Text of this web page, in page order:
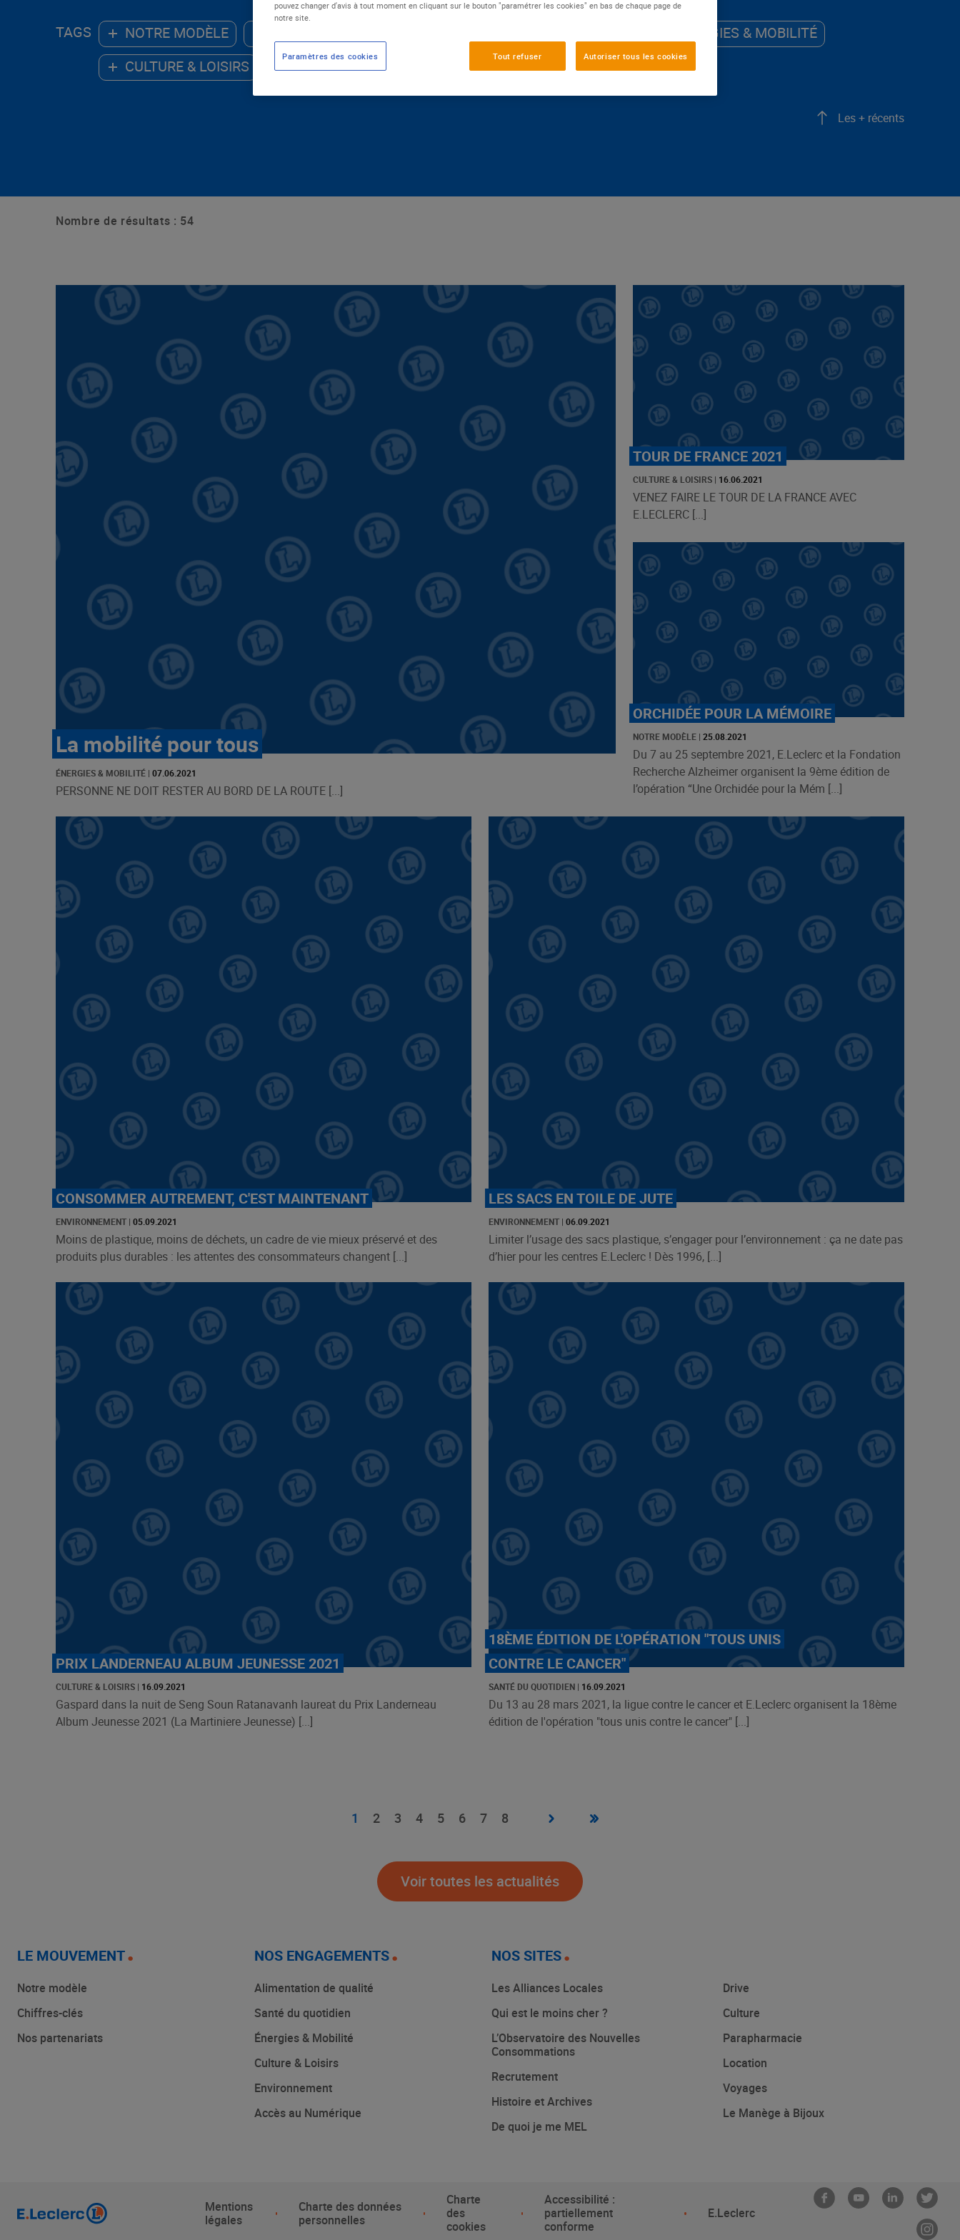
TAGS NOTRE MODÈLE
ÉNERGIES & MOBILITÉ
CULTURE & LOISIRS
ENVIRONNEMENT ACCÈS AU NUMÉRIQUE
Les + récents
Nombre de résultats : 54
La mobilité pour tous
ÉNERGIES & MOBILITÉ | 07.06.2021
PERSONNE NE DOIT RESTER AU BORD DE LA ROUTE [...]
TOUR DE FRANCE 2021
CULTURE & LOISIRS | 16.06.2021
VENEZ FAIRE LE TOUR DE LA FRANCE AVEC
E.LECLERC [...]
ORCHIDÉE POUR LA MÉMOIRE
NOTRE MODÈLE | 25.08.2021
Du 7 au 25 septembre 2021, E.Leclerc et la Fondation
Recherche Alzheimer organisent la 9ème édition de
l’opération “Une Orchidée pour la Mém [...]
CONSOMMER AUTREMENT, C'EST MAINTENANT
ENVIRONNEMENT | 05.09.2021
Moins de plastique, moins de déchets, un cadre de vie mieux préservé et des
produits plus durables : les attentes des consommateurs changent [...]
LES SACS EN TOILE DE JUTE
ENVIRONNEMENT | 06.09.2021
Limiter l’usage des sacs plastique, s’engager pour l’environnement : ça ne date pas
d’hier pour les centres E.Leclerc ! Dès 1996, [...]
PRIX LANDERNEAU ALBUM JEUNESSE 2021
CULTURE & LOISIRS | 16.09.2021
Gaspard dans la nuit de Seng Soun Ratanavanh laureat du Prix Landerneau
Album Jeunesse 2021 (La Martiniere Jeunesse) [...]
18ÈME ÉDITION DE L'OPÉRATION "TOUS UNIS
CONTRE LE CANCER"
SANTÉ DU QUOTIDIEN | 16.09.2021
Du 13 au 28 mars 2021, la ligue contre le cancer et E.Leclerc organisent la 18ème
édition de l'opération "tous unis contre le cancer" [...]
Page
1 Page
2 Page
3 Page
4 Page
5 Page
6 Page
7 Page
8
suivante
Dernière
page
»
Voir toutes les actualités
LE MOUVEMENT
Notre modèle
Chiffres-clés
Nos partenariats
NOS ENGAGEMENTS
Alimentation de qualité
Santé du quotidien
Énergies & Mobilité
Culture & Loisirs
Environnement
Accès au Numérique
NOS SITES
Les Alliances Locales
Qui est le moins cher ?
L’Observatoire des Nouvelles
Consommations
Recrutement
Histoire et Archives
De quoi je me MEL
Drive
Culture
Parapharmacie
Location
Voyages
Le Manège à Bijoux
Mentions
légales
Charte des données
personnelles
Charte
des
cookies
Accessibilité :
partiellement
conforme
E.Leclerc
pouvez changer d'avis à tout moment en cliquant sur le bouton "paramétrer les cookies" en bas de chaque page de
notre site.
Tout refuser Autoriser tous les cookies
Paramètres des cookies